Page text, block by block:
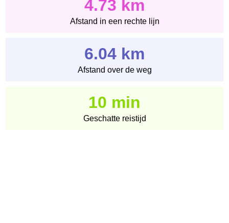
4.73 km
Afstand in een rechte lijn
6.04 km
Afstand over de weg
10 min
Geschatte reistijd